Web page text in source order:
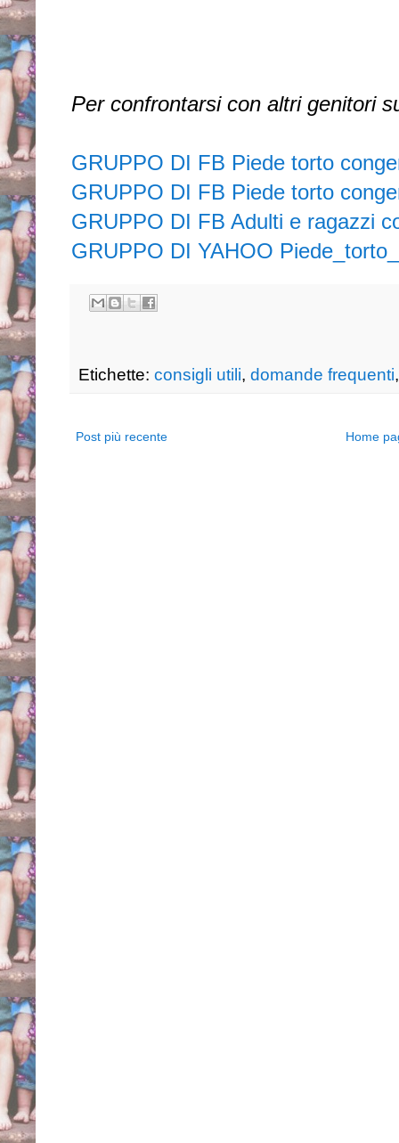
Per confrontarsi con altri genitori
GRUPPO DI FB Piede torto
GRUPPO DI FB Piede torto
GRUPPO DI FB Adulti e ragazzi
GRUPPO DI YAHOO
Etichette: consigli utili, domande frequenti
Post più recente Home